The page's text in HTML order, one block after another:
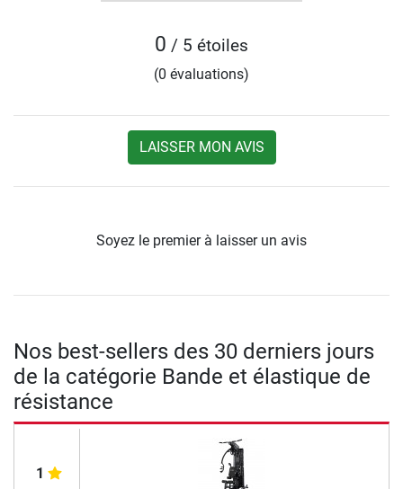
0 / 5 étoiles
(0 évaluations)
LAISSER MON AVIS
Soyez le premier à laisser un avis
Nos best-sellers des 30 derniers jours
de la catégorie Bande et élastique de
résistance
1